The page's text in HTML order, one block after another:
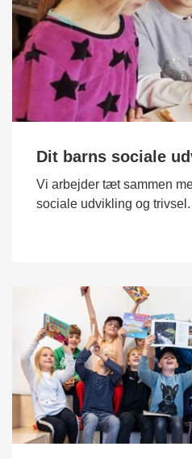
Dit barns sociale
Vi arbejder tæt sammen
sociale udvikling og trivsel.